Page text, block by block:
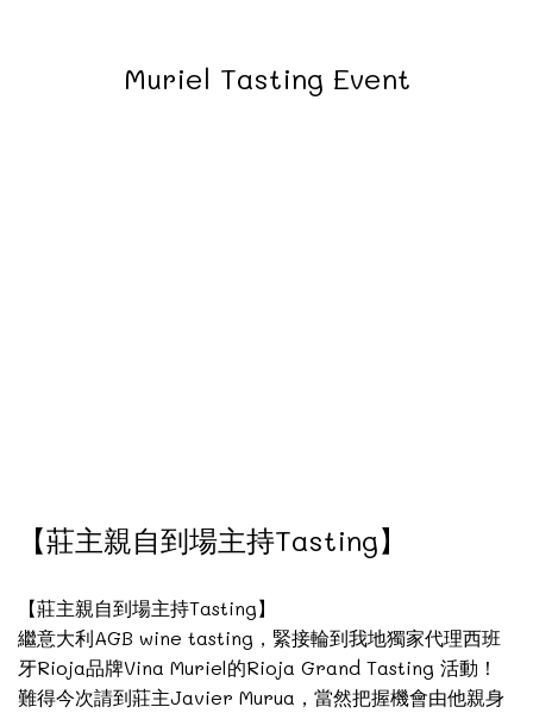
Muriel Tasting Event
【莊主親自到場主持Tasting】
【莊主親自到場主持Tasting】
繼意大利AGB wine tasting，緊接輪到我地獨家代理西班
牙Rioja品牌Vina Muriel的Rioja Grand Tasting 活動！
難得今次請到莊主Javier Murua，當然把握機會由他親身